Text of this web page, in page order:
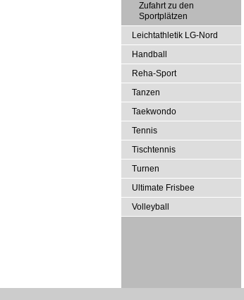
Zufahrt zu den
Sportplätzen
Leichtathletik LG-Nord
Handball
Reha-Sport
Tanzen
Taekwondo
Tennis
Tischtennis
Turnen
Ultimate Frisbee
Volleyball